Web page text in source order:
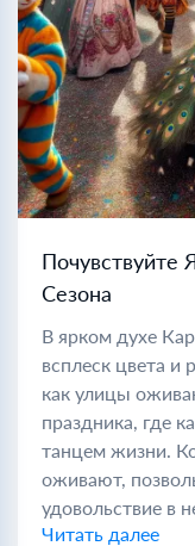
Почувствуйте
Сезона
В ярком духе
всплеск цвета и
как улицы
праздника, где
танцем жизни.
оживают,
удовольствие в
Читать далее